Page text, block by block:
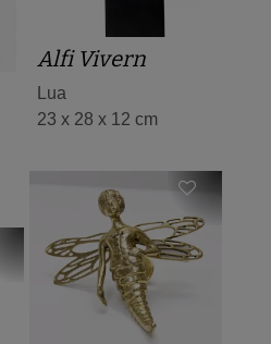
Alfi Vivern
Lua
23 x 28 x 12 cm